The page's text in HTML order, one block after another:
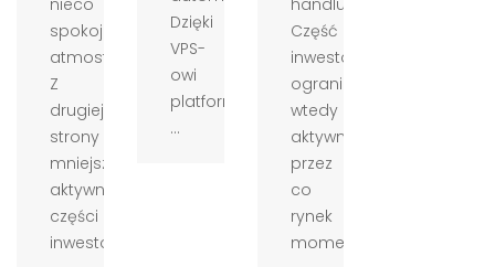
spokojniejszej
atmosferze.
Z
drugiej
strony
mniejsza
aktywność
części
inwestor...
Dzięki
VPS-
owi
platforma
...
Część
inwestorów
ogranicza
wtedy
aktywność,
przez
co
rynek
momentam...